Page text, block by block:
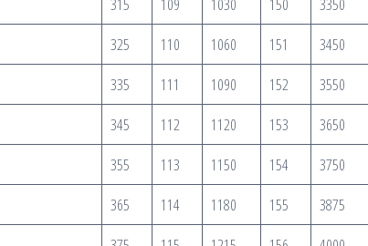
325 110 1060 151 3450
335 111 1090 152 3550
345 112 1120 153 3650
355 113 1150 154 3750
365 114 1180 155 3875